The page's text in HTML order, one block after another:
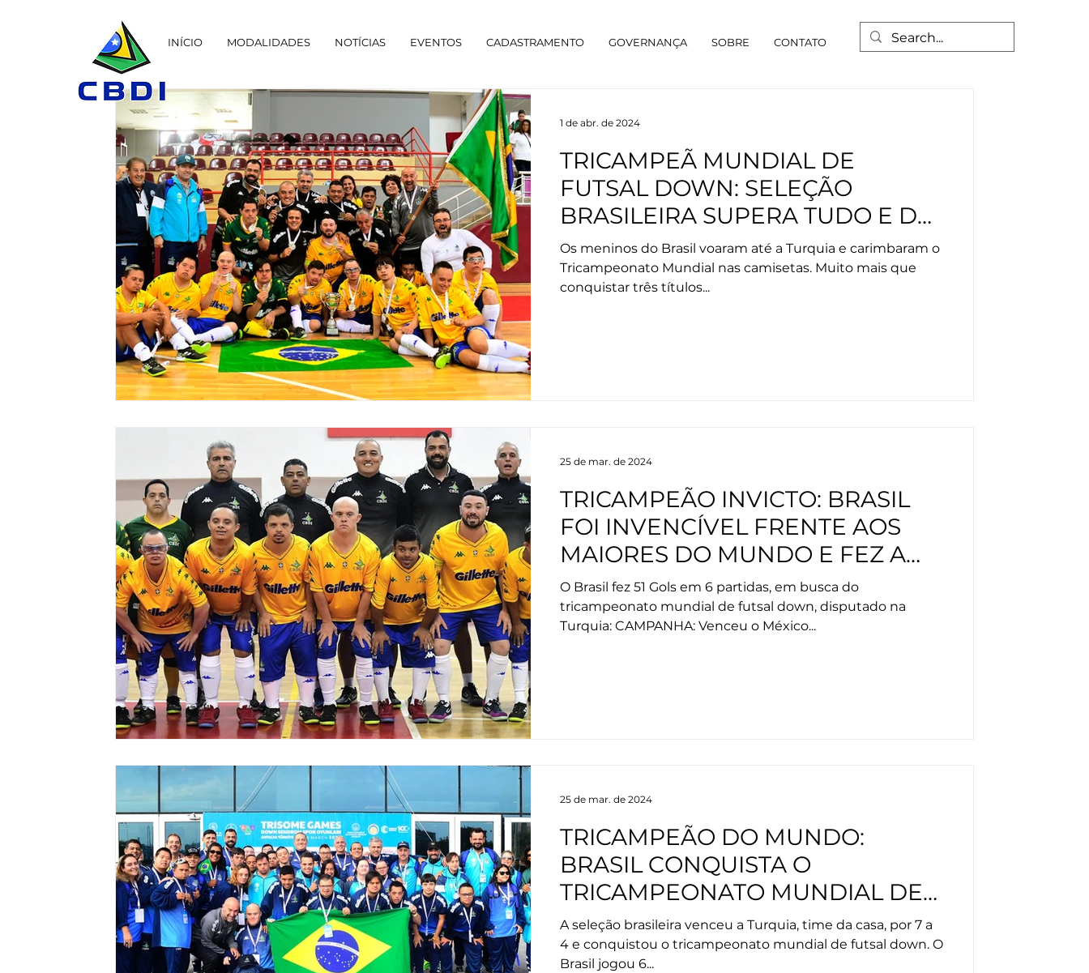
INÍCIO MODALIDADES NOTÍCIAS EVENTOS CADASTRAMENTO GOVERNANÇA SOBRE CONTATO
TRICAMPEÃ MUNDIAL DE
FUTSAL DOWN: SELEÇÃO
BRASILEIRA SUPERA TUDO E DÁ
EXEMPLO AO MUNDO
Os meninos do Brasil voaram até a Turquia e carimbaram o
Tricampeonato Mundial nas camisetas. Muito mais que
conquistar três títulos...
1 de abr. de 2024
TRICAMPEÃO INVICTO: BRASIL
FOI INVENCÍVEL FRENTE AOS
MAIORES DO MUNDO E FEZ A
FESTA E HISTÓRIA NA TU
O Brasil fez 51 Gols em 6 partidas, em busca do
tricampeonato mundial de futsal down, disputado na
Turquia: CAMPANHA: Venceu o México...
25 de mar. de 2024
TRICAMPEÃO DO MUNDO:
BRASIL CONQUISTA O
TRICAMPEONATO MUNDIAL DE
FUTSAL DOWN NA TURQUIA
A seleção brasileira venceu a Turquia, time da casa, por 7 a
4 e conquistou o tricampeonato mundial de futsal down. O
Brasil jogou 6...
25 de mar. de 2024